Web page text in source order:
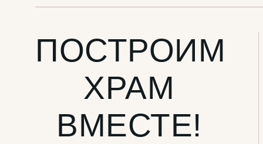
ПОСТРОИМ
ХРАМ
ВМЕСТЕ!